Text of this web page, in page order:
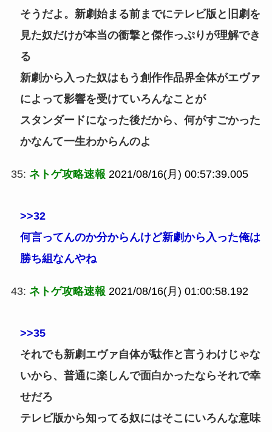
そうだよ。新劇始まる前までにテレビ版と旧劇を
見た奴だけが本当の衝撃と傑作っぷりが理解でき
る
新劇から入った奴はもう創作作品界全体がエヴァ
によって影響を受けていろんなことが
スタンダードになった後だから、何がすごかった
かなんて一生わからんのよ
35: ネトゲ攻略速報 2021/08/16(月) 00:57:39.005
>>32
何言ってんのか分からんけど新劇から入った俺は
勝ち組なんやね
43: ネトゲ攻略速報 2021/08/16(月) 01:00:58.192
>>35
それでも新劇エヴァ自体が駄作と言うわけじゃな
いから、普通に楽しんで面白かったならそれで幸
せだろ
テレビ版から知ってる奴にはそこにいろんな意味